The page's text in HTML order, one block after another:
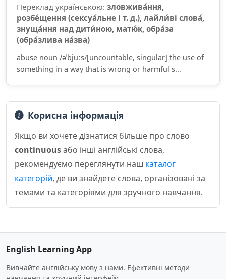
Переклад українською: зловжива́ння,
розбе́щення (сексуа́льне і т. д.), лайли́ві слова́,
знуща́ння над дити́ною, матю́к, обра́за
(обра́злива на́зва)
abuse noun /əˈbjuːs/[uncountable, singular] the use of
something in a way that is wrong or harmful s...
Корисна інформація
Якщо ви хочете дізнатися більше про слово
continuousабо інші англійські слова,
рекомендуємо переглянути наш каталог
категорій, де ви знайдете слова, організовані за
темами та категоріями для зручного навчання.
English Learning App
Вивчайте англійську мову з нами. Ефективні методи